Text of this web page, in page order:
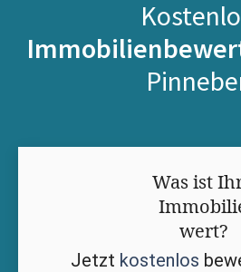
Was ist
wert?
Jetzt kostenlos